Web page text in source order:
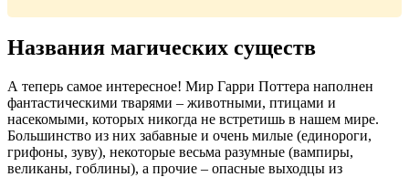
Названия магических существ
А теперь самое интересное! Мир Гарри Поттера наполнен
фантастическими тварями – животными, птицами и
насекомыми, которых никогда не встретишь в нашем мире.
Большинство из них забавные и очень милые (единороги,
грифоны, зуву), некоторые весьма разумные (вампиры,
великаны, гоблины), а прочие – опасные выходцы из